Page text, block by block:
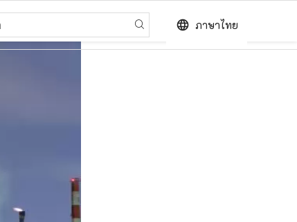
language ภาษาไทย